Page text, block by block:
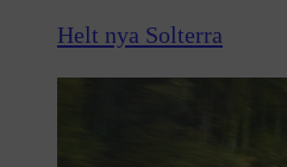
Helt nya Solterra